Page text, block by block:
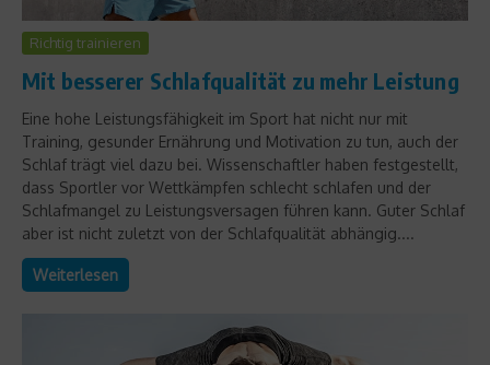
Richtig trainieren
Mit besserer Schlafqualität zu mehr Leistung
Eine hohe Leistungsfähigkeit im Sport hat nicht nur mit
Training, gesunder Ernährung und Motivation zu tun, auch der
Schlaf trägt viel dazu bei. Wissenschaftler haben festgestellt,
dass Sportler vor Wettkämpfen schlecht schlafen und der
Schlafmangel zu Leistungsversagen führen kann. Guter Schlaf
aber ist nicht zuletzt von der Schlafqualität abhängig....
Weiterlesen